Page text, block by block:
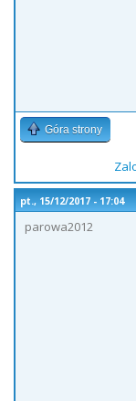
Góra strony
pt., 15/12/2017 - 17:04
parowa2012